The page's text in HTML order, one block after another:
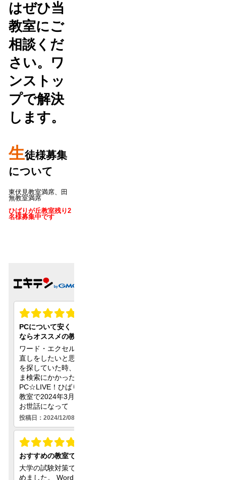
はぜひ当
教室にご
相談くだ
さい。ワ
ンストッ
プで解決
します。
生徒様募集
について
東伏見教室満席、田
無教室満席
ひばりが丘教室残り2
名様募集中です